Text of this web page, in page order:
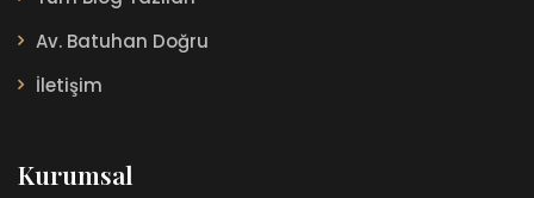
Av. Batuhan Doğru
İletişim
Kurumsal